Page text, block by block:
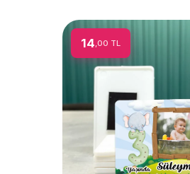
14 ,00 TL